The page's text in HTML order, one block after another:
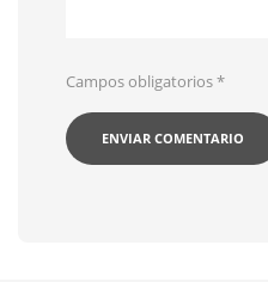
Campos obligatorios*